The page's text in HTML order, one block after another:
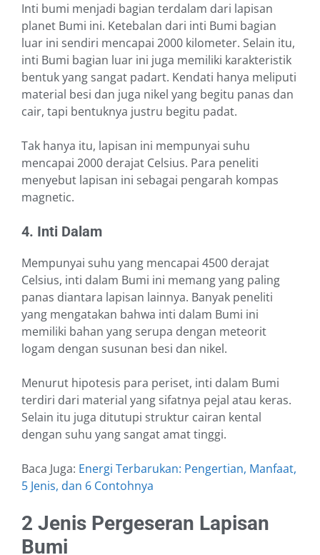
Inti bumi menjadi bagian terdalam dari lapisan
planet Bumi ini. Ketebalan dari inti Bumi bagian
luar ini sendiri mencapai 2000 kilometer. Selain itu,
inti Bumi bagian luar ini juga memiliki karakteristik
bentuk yang sangat padart. Kendati hanya meliputi
material besi dan juga nikel yang begitu panas dan
cair, tapi bentuknya justru begitu padat.
Tak hanya itu, lapisan ini mempunyai suhu
mencapai 2000 derajat Celsius. Para peneliti
menyebut lapisan ini sebagai pengarah kompas
magnetic.
4. Inti Dalam
Mempunyai suhu yang mencapai 4500 derajat
Celsius, inti dalam Bumi ini memang yang paling
panas diantara lapisan lainnya. Banyak peneliti
yang mengatakan bahwa inti dalam Bumi ini
memiliki bahan yang serupa dengan meteorit
logam dengan susunan besi dan nikel.
Menurut hipotesis para periset, inti dalam Bumi
terdiri dari material yang sifatnya pejal atau keras.
Selain itu juga ditutupi struktur cairan kental
dengan suhu yang sangat amat tinggi.
Baca Juga: Energi Terbarukan: Pengertian, Manfaat,
5 Jenis, dan 6 Contohnya
2 Jenis Pergeseran Lapisan
Bumi